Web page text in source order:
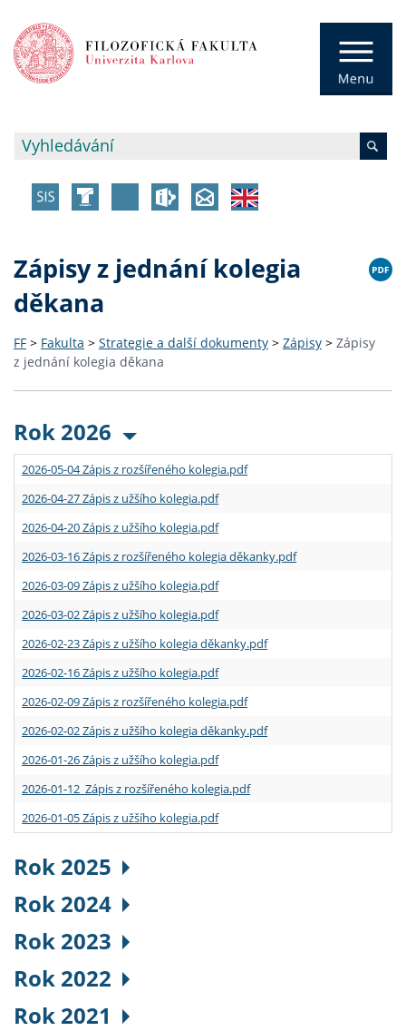
Zápisy z jednání kolegia
děkana
FF > Fakulta > Strategie a další dokumenty > Zápisy > Zápisy
z jednání kolegia děkana
Rok 2026
2026-05-04 Zápis z rozšířeného kolegia.pdf
2026-04-27 Zápis z užšího kolegia.pdf
2026-04-20 Zápis z užšího kolegia.pdf
2026-03-16 Zápis z rozšířeného kolegia děkanky.pdf
2026-03-09 Zápis z užšího kolegia.pdf
2026-03-02 Zápis z užšího kolegia.pdf
2026-02-23 Zápis z užšího kolegia děkanky.pdf
2026-02-16 Zápis z užšího kolegia.pdf
2026-02-09 Zápis z rozšířeného kolegia.pdf
2026-02-02 Zápis z užšího kolegia děkanky.pdf
2026-01-26 Zápis z užšího kolegia.pdf
2026-01-12 Zápis z rozšířeného kolegia.pdf
2026-01-05 Zápis z užšího kolegia.pdf
Rok 2025
Rok 2024
Rok 2023
Rok 2022
Rok 2021